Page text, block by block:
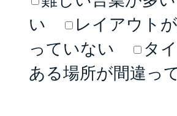
い
レイアウト
っていない
タ
ある場所が間違っ